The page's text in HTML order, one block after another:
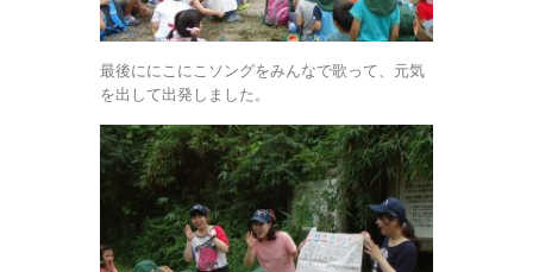
最後ににこにこソングをみんなで歌って、元気
を出して出発しました。